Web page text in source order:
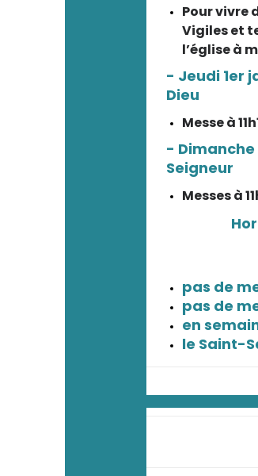
Pour vivre
Vigiles et
l’église à
- Jeudi 1er
Dieu
Messe à
- Dimanche
Seigneur
Messes à
pas de
pas de
en
le Saint-